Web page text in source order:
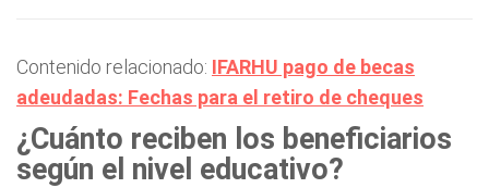
Contenido relacionado: IFARHU pago de becas
adeudadas: Fechas para el retiro de cheques
¿Cuánto reciben los beneficiarios
según el nivel educativo?